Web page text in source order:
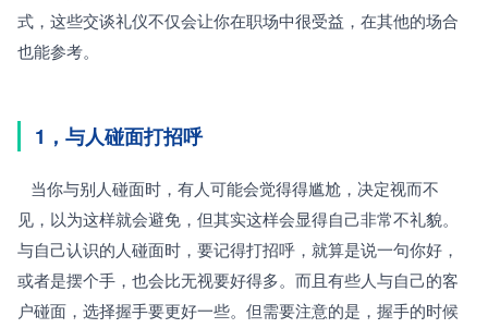
式，这些交谈礼仪不仅会让你在职场中很受益，在其他的场合
也能参考。
1，与人碰面打招呼
见，以为这样就会避免，但其实这样会显得自己非常不礼貌。
与自己认识的人碰面时，要记得打招呼，就算是说一句你好，
或者是摆个手，也会比无视要好得多。而且有些人与自己的客
户碰面，选择握手要更好一些。但需要注意的是，握手的时候